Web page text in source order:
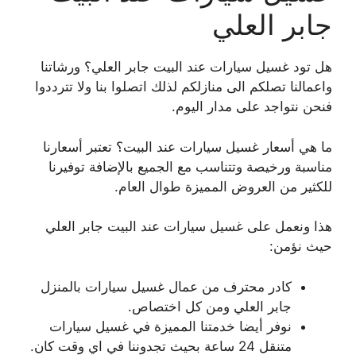
جابر العلي
هل تود غسيل سيارات عند البيت جابر العلي؟ ورشاتنا
واعمالنا تصلكم الى منازلكم لذلك اتصلوا بنا ولا تترددوا
فنحن نتواجد على مدار اليوم.
ما هي أسعار غسيل سيارات عند البيت؟ تعتبر أسعارنا
مناسبة ورخيصة وتتناسب مع الجميع بالإضافة توفيرنا
للكثير من العروض المميزة طوال العام.
هذا ونعمل على غسيل سيارات عند البيت جابر العلي
حيث نؤمن:
كادر محترف من عمال غسيل سيارات بالمنزل
جابر العلي ومن كل اختصاص.
نوفر أيضا خدمتنا المميزة في غسيل سيارات
متنقل 24 ساعة بحيث تجدوننا في اي وقت كان.